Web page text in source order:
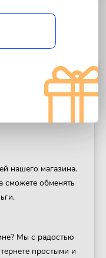
нашего магазина.
сможете обменять
Мы с радостью
простыми и